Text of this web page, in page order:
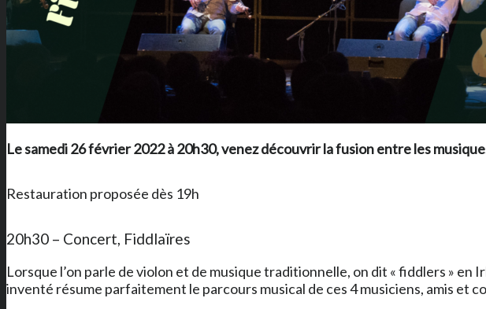
Le samedi 26 février 2022 à 20h30, venez découvrir la fusion entre les
Restauration proposée dès 19h
20h30 – Concert, Fiddlaïres
Lorsque l’on parle de violon et de musique traditionnelle, on dit « fiddlers » en
inventé résume parfaitement le parcours musical de ces 4 musiciens, amis et